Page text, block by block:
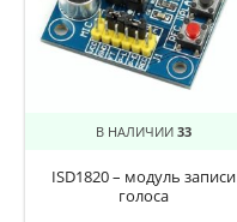
В НАЛИЧИИ 33
ISD1820 – модуль записи
голоса